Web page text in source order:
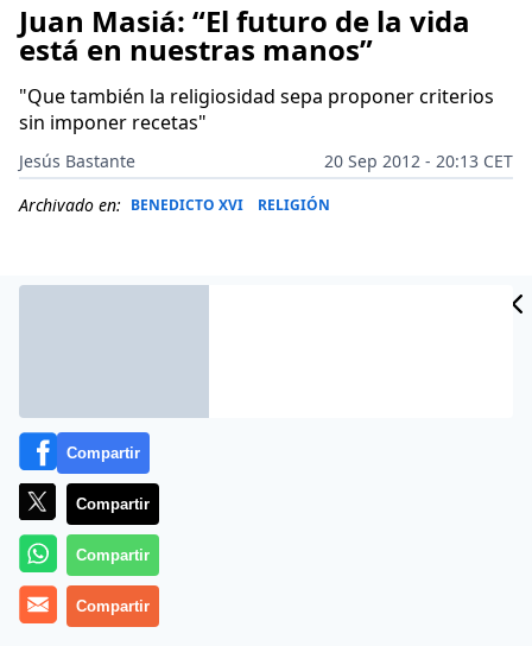
Juan Masiá: “El futuro de la vida
está en nuestras manos”
"Que también la religiosidad sepa proponer criterios
sin imponer recetas"
Jesús Bastante
20 Sep 2012 - 20:13 CET
Archivado en: BENEDICTO XVI RELIGIÓN
(Jesús Bastante).- El Salón de Actos del Colegio Mayor
Chaminade acogió esta tarde la presentación de
Compartir
Compartir
Compartir
Compartir